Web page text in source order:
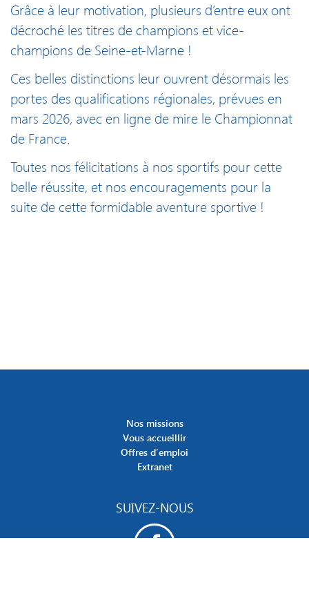
Grâce à leur motivation, plusieurs d’entre eux ont
décroché les titres de champions et vice-
champions de Seine-et-Marne !
Ces belles distinctions leur ouvrent désormais les
portes des qualifications régionales, prévues en
mars 2026, avec en ligne de mire le Championnat
de France.
Toutes nos félicitations à nos sportifs pour cette
belle réussite, et nos encouragements pour la
suite de cette formidable aventure sportive !
Nos missions
Vous accueillir
Offres d’emploi
Extranet
SUIVEZ-NOUS